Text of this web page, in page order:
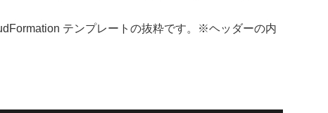
テンプレートの抜粋です。※ヘッダーの内